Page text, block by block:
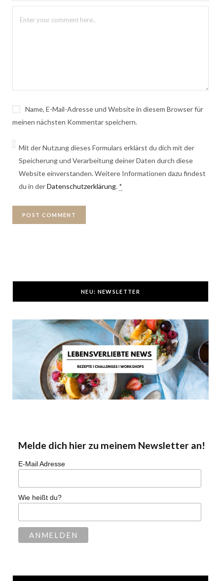
Name, E-Mail-Adresse und Website in diesem Browser für
meinen nächsten Kommentar speichern.
Mit der Nutzung dieses Formulars erklärst du dich mit der
Speicherung und Verarbeitung deiner Daten durch diese
Website einverstanden. Weitere Informationen dazu findest
du in derDatenschutzerklärung. *
NEU: NEWSLETTER
Melde dich hier zu meinem Newsletter an!
E-Mail Adresse
Wie heißt du?